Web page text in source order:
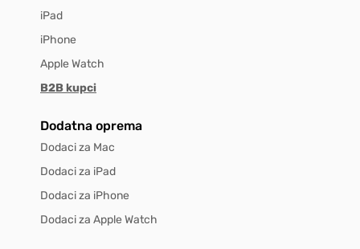
iPad
iPhone
Apple Watch
B2B kupci
Dodatna oprema
Dodaci za Mac
Dodaci za iPad
Dodaci za iPhone
Dodaci za Apple Watch